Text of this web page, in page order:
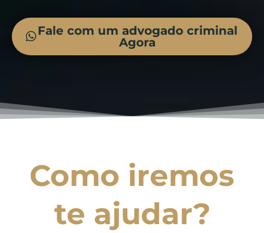
Fale com um advogado criminal
Agora
Como iremos
te ajudar?